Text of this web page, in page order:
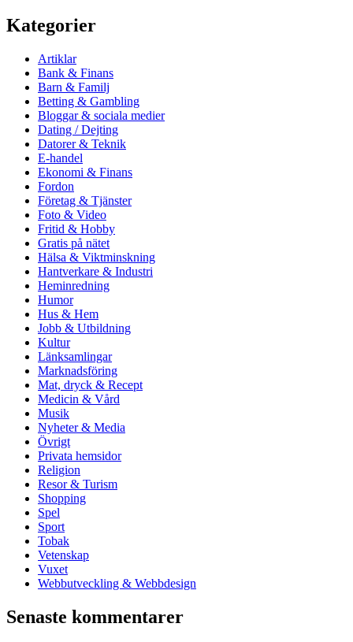
Kategorier
Artiklar
Bank & Finans
Barn & Familj
Betting & Gambling
Bloggar & sociala medier
Dating / Dejting
Datorer & Teknik
E-handel
Ekonomi & Finans
Fordon
Företag & Tjänster
Foto & Video
Fritid & Hobby
Gratis på nätet
Hälsa & Viktminskning
Hantverkare & Industri
Heminredning
Humor
Hus & Hem
Jobb & Utbildning
Kultur
Länksamlingar
Marknadsföring
Mat, dryck & Recept
Medicin & Vård
Musik
Nyheter & Media
Övrigt
Privata hemsidor
Religion
Resor & Turism
Shopping
Spel
Sport
Tobak
Vetenskap
Vuxet
Webbutveckling & Webbdesign
Senaste kommentarer